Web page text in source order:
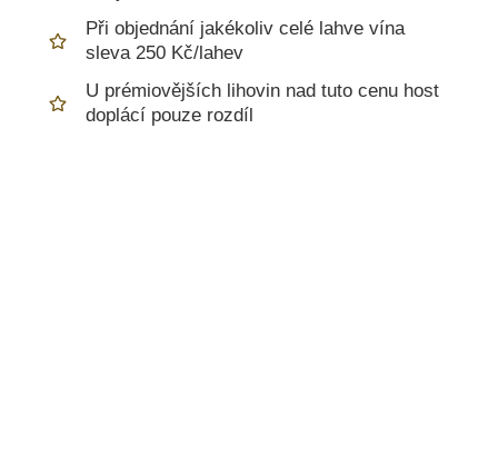
Při objednání jakékoliv celé lahve vína
sleva 250 Kč/lahev
U prémiovějších lihovin nad tuto cenu host
doplácí pouze rozdíl